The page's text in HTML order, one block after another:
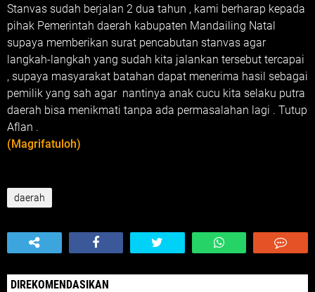
Stanvas sudah berjalan 2 dua tahun , kami berharap kepada
pihak Pemerintah daerah kabupaten Mandailing Natal
supaya memberikan surat pencabutan stanvas agar
langkah-langkah yang sudah kita jalankan tersebut tercapai
, supaya masyarakat batahan dapat menerima hasil sebagai
pemilik yang sah agar nantinya anak cucu kita selaku putra
daerah bisa menikmati tanpa ada permasalahan lagi . Tutup
Aflan .
(Magrifatuloh)
daerah
DIREKOMENDASIKAN